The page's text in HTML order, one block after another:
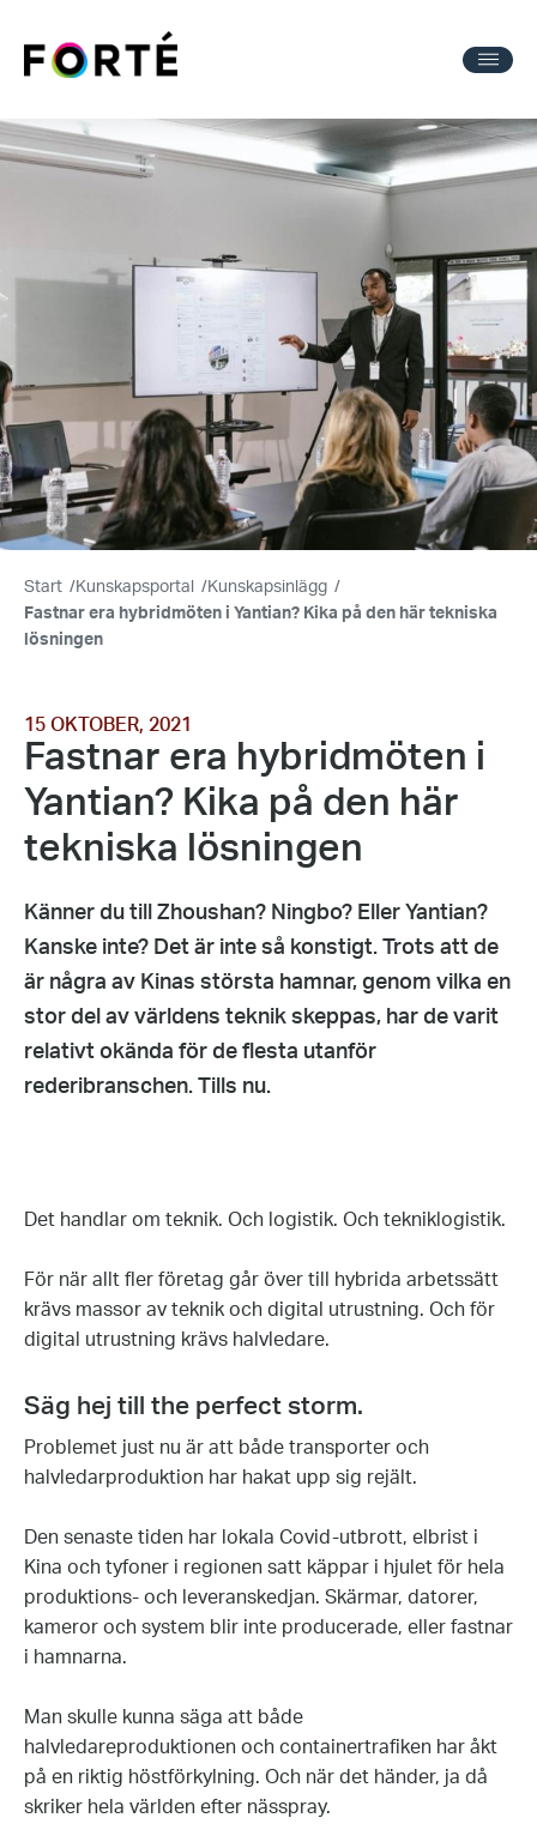
Start / Kunskapsportal / Kunskapsinlägg /
Fastnar era hybridmöten i Yantian? Kika på den här tekniska
lösningen
15 OKTOBER, 2021
Fastnar era hybridmöten i
Yantian? Kika på den här
tekniska lösningen
Känner du till Zhoushan? Ningbo? Eller Yantian?
Kanske inte? Det är inte så konstigt. Trots att de
är några av Kinas största hamnar, genom vilka en
stor del av världens teknik skeppas, har de varit
relativt okända för de flesta utanför
rederibranschen. Tills nu.
Det handlar om teknik. Och logistik. Och tekniklogistik.
För när allt fler företag går över till hybrida arbetssätt
krävs massor av teknik och digital utrustning. Och för
digital utrustning krävs halvledare.
Säg hej till the perfect storm.
Problemet just nu är att både transporter och
halvledarproduktion har hakat upp sig rejält.
Den senaste tiden har lokala Covid-utbrott, elbrist i
Kina och tyfoner i regionen satt käppar i hjulet för hela
produktions- och leveranskedjan. Skärmar, datorer,
kameror och system blir inte producerade, eller fastnar
i hamnarna.
Man skulle kunna säga att både
halvledareproduktionen och containertrafiken har åkt
på en riktig höstförkylning. Och när det händer, ja då
skriker hela världen efter nässpray.